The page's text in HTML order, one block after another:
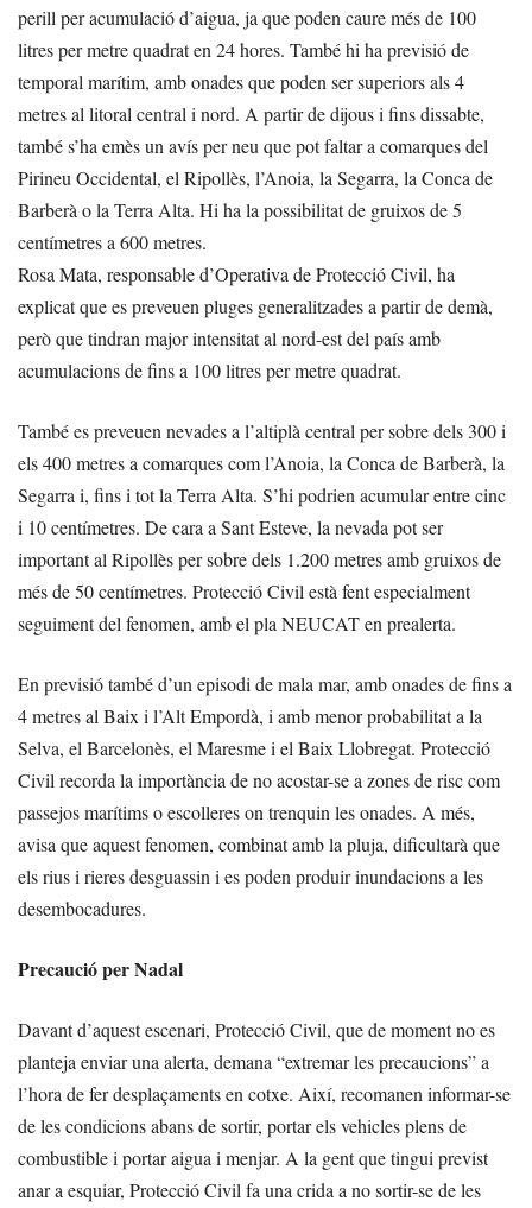
perill per acumulació d’aigua, ja que poden caure més de 100
litres per metre quadrat en 24 hores. També hi ha previsió de
temporal marítim, amb onades que poden ser superiors als 4
metres al litoral central i nord. A partir de dijous i fins dissabte,
també s’ha emès un avís per neu que pot faltar a comarques del
Pirineu Occidental, el Ripollès, l’Anoia, la Segarra, la Conca de
Barberà o la Terra Alta. Hi ha la possibilitat de gruixos de 5
centímetres a 600 metres.
Rosa Mata, responsable d’Operativa de Protecció Civil, ha
explicat que es preveuen pluges generalitzades a partir de demà,
però que tindran major intensitat al nord-est del país amb
acumulacions de fins a 100 litres per metre quadrat.
També es preveuen nevades a l’altiplà central per sobre dels 300 i
els 400 metres a comarques com l’Anoia, la Conca de Barberà, la
Segarra i, fins i tot la Terra Alta. S’hi podrien acumular entre cinc
i 10 centímetres. De cara a Sant Esteve, la nevada pot ser
important al Ripollès per sobre dels 1.200 metres amb gruixos de
més de 50 centímetres. Protecció Civil està fent especialment
seguiment del fenomen, amb el pla NEUCAT en prealerta.
En previsió també d’un episodi de mala mar, amb onades de fins a
4 metres al Baix i l’Alt Empordà, i amb menor probabilitat a la
Selva, el Barcelonès, el Maresme i el Baix Llobregat. Protecció
Civil recorda la importància de no acostar-se a zones de risc com
passejos marítims o escolleres on trenquin les onades. A més,
avisa que aquest fenomen, combinat amb la pluja, dificultarà que
els rius i rieres desguassin i es poden produir inundacions a les
desembocadures.
Precaució per Nadal
Davant d’aquest escenari, Protecció Civil, que de moment no es
planteja enviar una alerta, demana “extremar les precaucions” a
l’hora de fer desplaçaments en cotxe. Així, recomanen informar-se
de les condicions abans de sortir, portar els vehicles plens de
combustible i portar aigua i menjar. A la gent que tingui previst
anar a esquiar, Protecció Civil fa una crida a no sortir-se de les